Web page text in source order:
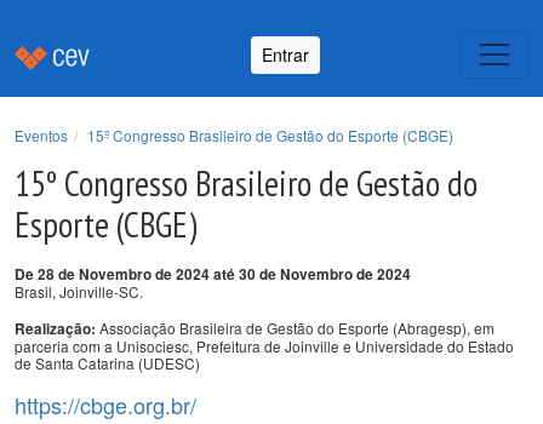
Entrar
Eventos 15º Congresso Brasileiro de Gestão do Esporte (CBGE)
15º Congresso Brasileiro de Gestão do
Esporte (CBGE)
De 28 de Novembro de 2024 até 30 de Novembro de 2024
Brasil, Joinville-SC.
Realização: Associação Brasileira de Gestão do Esporte (Abragesp), em
parceria com a Unisociesc, Prefeitura de Joinville e Universidade do Estado
de Santa Catarina (UDESC)
https://cbge.org.br/